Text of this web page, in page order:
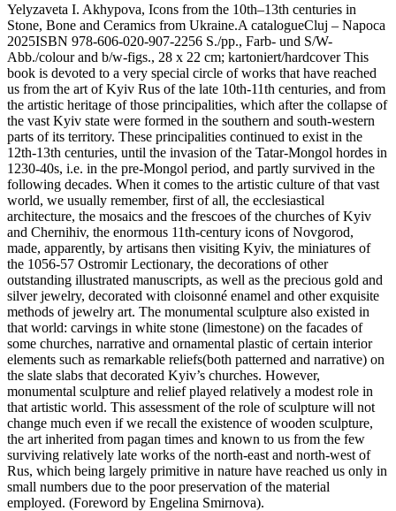
Yelyzaveta I. Akhypova, Icons from the 10th–13th centuries in
Stone, Bone and Ceramics from Ukraine.A catalogueCluj – Napoca
2025ISBN 978-606-020-907-2256 S./pp., Farb- und S/W-
Abb./colour and b/w-figs., 28 x 22 cm; kartoniert/hardcover This
book is devoted to a very special circle of works that have reached
us from the art of Kyiv Rus of the late 10th-11th centuries, and from
the artistic heritage of those principalities, which after the collapse of
the vast Kyiv state were formed in the southern and south-western
parts of its territory. These principalities continued to exist in the
12th-13th centuries, until the invasion of the Tatar-Mongol hordes in
1230-40s, i.e. in the pre-Mongol period, and partly survived in the
following decades. When it comes to the artistic culture of that vast
world, we usually remember, first of all, the ecclesiastical
architecture, the mosaics and the frescoes of the churches of Kyiv
and Chernihiv, the enormous 11th-century icons of Novgorod,
made, apparently, by artisans then visiting Kyiv, the miniatures of
the 1056-57 Ostromir Lectionary, the decorations of other
outstanding illustrated manuscripts, as well as the precious gold and
silver jewelry, decorated with cloisonné enamel and other exquisite
methods of jewelry art. The monumental sculpture also existed in
that world: carvings in white stone (limestone) on the facades of
some churches, narrative and ornamental plastic of certain interior
elements such as remarkable reliefs(both patterned and narrative) on
the slate slabs that decorated Kyiv’s churches. However,
monumental sculpture and relief played relatively a modest role in
that artistic world. This assessment of the role of sculpture will not
change much even if we recall the existence of wooden sculpture,
the art inherited from pagan times and known to us from the few
surviving relatively late works of the north-east and north-west of
Rus, which being largely primitive in nature have reached us only in
small numbers due to the poor preservation of the material
employed. (Foreword by Engelina Smirnova).